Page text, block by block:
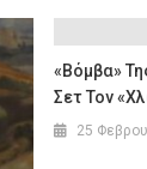
«Βόμβα»
Σετ Τον
25